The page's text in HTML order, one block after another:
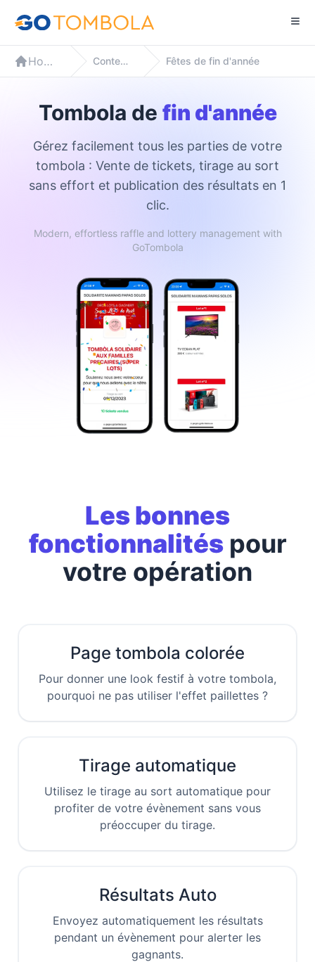
Home Contextes Fêtes de fin d'année
Tombola de fin d'année
Gérez facilement tous les parties de votre
tombola : Vente de tickets, tirage au sort
sans effort et publication des résultats en 1
clic.
Modern, effortless raffle and lottery management with
GoTombola
Les bonnes
fonctionnalitéspour
votre opération
Page tombola colorée
Pour donner une look festif à votre tombola,
pourquoi ne pas utiliser l'effet paillettes ?
Tirage automatique
Utilisez le tirage au sort automatique pour
profiter de votre évènement sans vous
préoccuper du tirage.
Résultats Auto
Envoyez automatiquement les résultats
pendant un évènement pour alerter les
gagnants.